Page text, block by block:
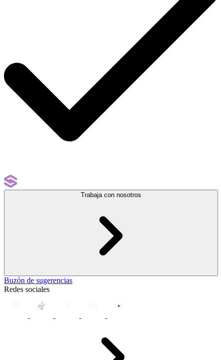
Trabaja con nosotros
Buzón de sugerencias
Redes sociales